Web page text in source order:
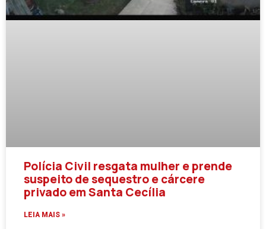
Polícia Civil resgata mulher e prende
suspeito de sequestro e cárcere
privado em Santa Cecília
LEIA MAIS »